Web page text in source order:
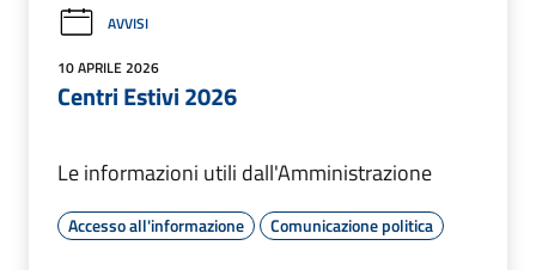
AVVISI
10 APRILE 2026
Centri Estivi 2026
Le informazioni utili dall'Amministrazione
Accesso all'informazione Comunicazione politica